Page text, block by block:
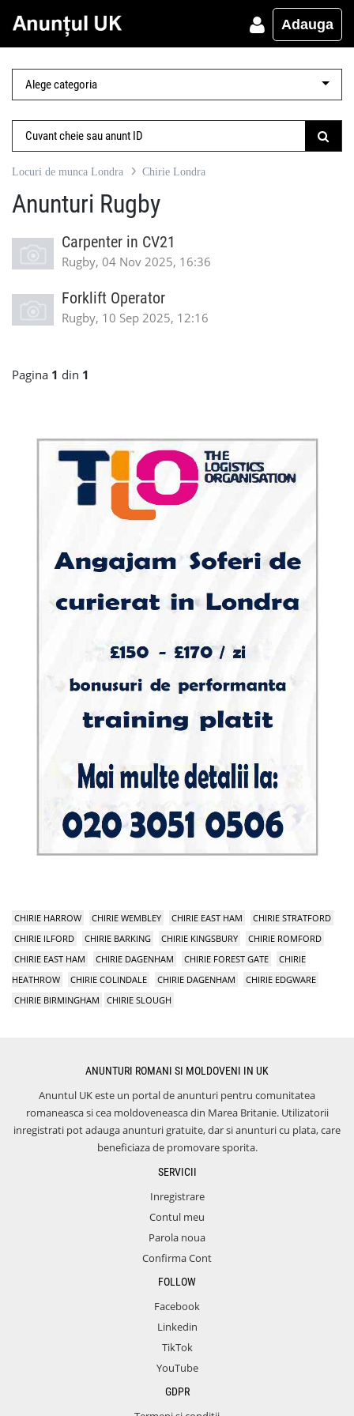
Adauga
Locuri de munca Londra Chirie Londra
Anunturi Rugby
Carpenter in CV21
Rugby, 04 Nov 2025, 16:36
Forklift Operator
Rugby, 10 Sep 2025, 12:16
Pagina 1 din 1
CHIRIE HARROW CHIRIE WEMBLEY CHIRIE EAST HAM
CHIRIE STRATFORD
CHIRIE ILFORD
CHIRIE BARKING CHIRIE KINGSBURY
CHIRIE ROMFORD
CHIRIE EAST HAM
CHIRIE DAGENHAM CHIRIE FOREST GATE
CHIRIE
HEATHROW
CHIRIE COLINDALE CHIRIE DAGENHAM
CHIRIE EDGWARE
CHIRIE BIRMINGHAM
CHIRIE SLOUGH
ANUNTURI ROMANI SI MOLDOVENI IN UK
Anuntul UK este un portal de anunturi pentru comunitatea
romaneasca si cea moldoveneasca din Marea Britanie. Utilizatorii
inregistrati pot adauga anunturi gratuite, dar si anunturi cu plata, care
beneficiaza de promovare sporita.
SERVICII
Inregistrare
Contul meu
Parola noua
Confirma Cont
FOLLOW
Facebook
Linkedin
TikTok
YouTube
GDPR